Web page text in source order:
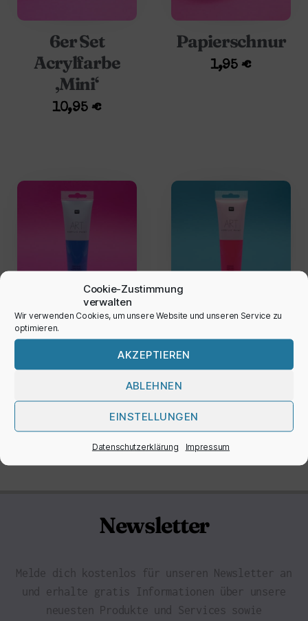
Cookie-Zustimmung
verwalten
Wir verwenden Cookies, um unsere Website und unseren Service zu
optimieren.
AKZEPTIEREN
ABLEHNEN
EINSTELLUNGEN
Datenschutzerklärung Impressum
6er Set
Acrylfarbe
‚Mini‘
10,95€
Papierschnur
1,95€
Acrylfarbe
Acrylfarbe
‚Neon‘
6,50€
Newsletter
Melde dich kostenlos für unseren Newsletter an
und erhalte gratis Informationen über unsere
neuesten Produkte und Services sowie